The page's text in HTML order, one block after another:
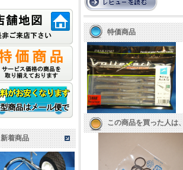
新着商品
特価商品
この商品を買った人は